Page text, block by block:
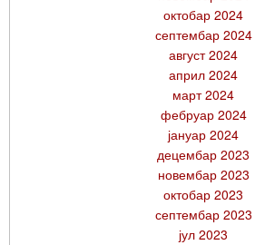
октобар 2024
септембар 2024
август 2024
април 2024
март 2024
фебруар 2024
јануар 2024
децембар 2023
новембар 2023
октобар 2023
септембар 2023
јул 2023